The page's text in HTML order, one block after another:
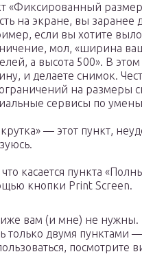
«Фиксированный
на экране, вы заранее
если вы хотите
мол, «ширина
а высота 500». В
и делаете снимок.
на размеры
сервисы по
— этот пункт,
касается пункта
кнопки Print Screen.
вам (и мне) не нужны.
только двумя пунктами
посмотрите